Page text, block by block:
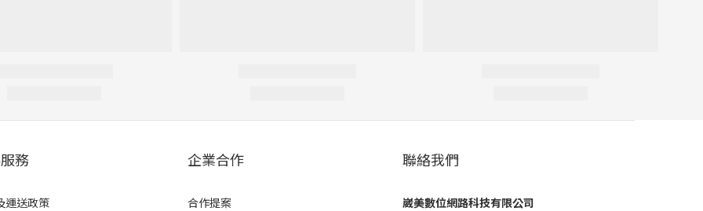
務
運送政策
企業合作
合作提案
聯絡我們
崴美數位網路科技有限公司